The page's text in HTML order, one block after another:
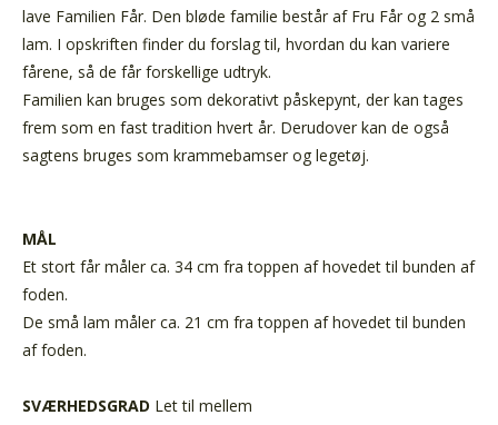
lave Familien Får. Den bløde familie består af Fru Får og 2 små
lam. I opskriften finder du forslag til, hvordan du kan variere
fårene, så de får forskellige udtryk.
Familien kan bruges som dekorativt påskepynt, der kan tages
frem som en fast tradition hvert år. Derudover kan de også
sagtens bruges som krammebamser og legetøj.
MÅL
Et stort får måler ca. 34 cm fra toppen af hovedet til bunden af
foden.
De små lam måler ca. 21 cm fra toppen af hovedet til bunden
af foden.
SVÆRHEDSGRAD Let til mellem